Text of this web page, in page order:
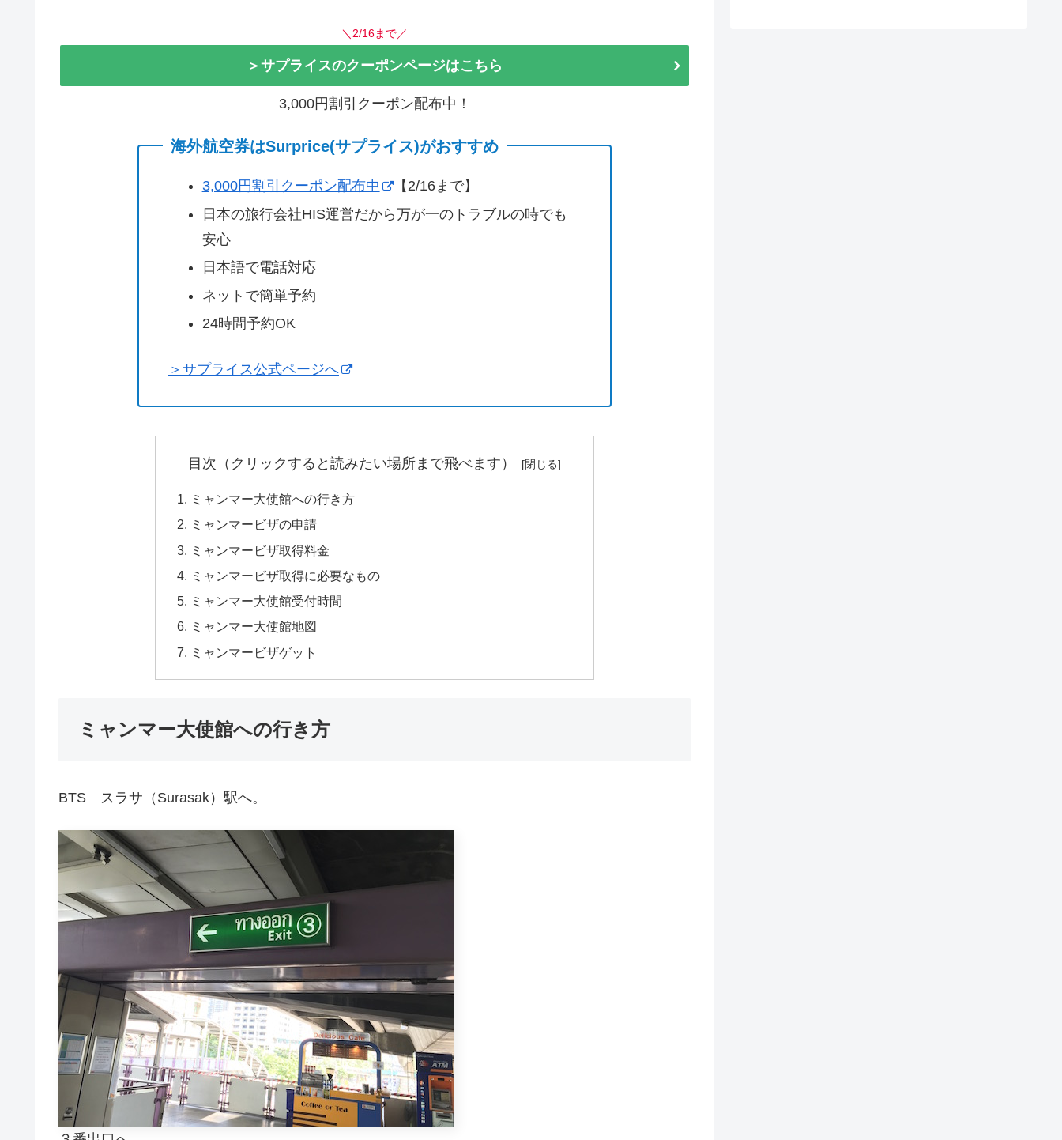
＼2/16まで／
＞サプライスのクーポンページはこちら
3,000円割引クーポン配布中！
海外航空券はSurprice(サプライス)がおすすめ
3,000円割引クーポン配布中
【2/16まで】
日本の旅行会社HIS運営だから万が一のトラブルの時でも
安心
日本語で電話対応
ネットで簡単予約
24時間予約OK
＞サプライス公式ページへ
目次（クリックすると読みたい場所まで飛べます）
ミャンマー大使館への行き方
ミャンマービザの申請
ミャンマービザ取得料金
ミャンマービザ取得に必要なもの
ミャンマー大使館受付時間
ミャンマー大使館地図
ミャンマービザゲット
ミャンマー大使館への行き方
BTS スラサ（Surasak）駅へ。